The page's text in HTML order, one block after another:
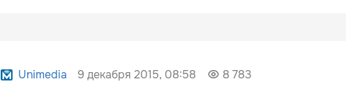
Unimedia 9 декабря 2015, 08:58 8 783